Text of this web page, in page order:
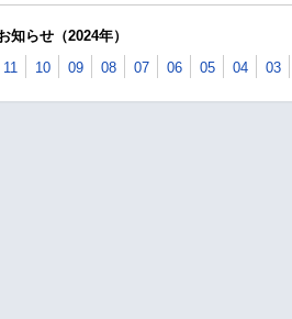
知らせ（2024年）
11 10 09 08 07 06 05 04 03